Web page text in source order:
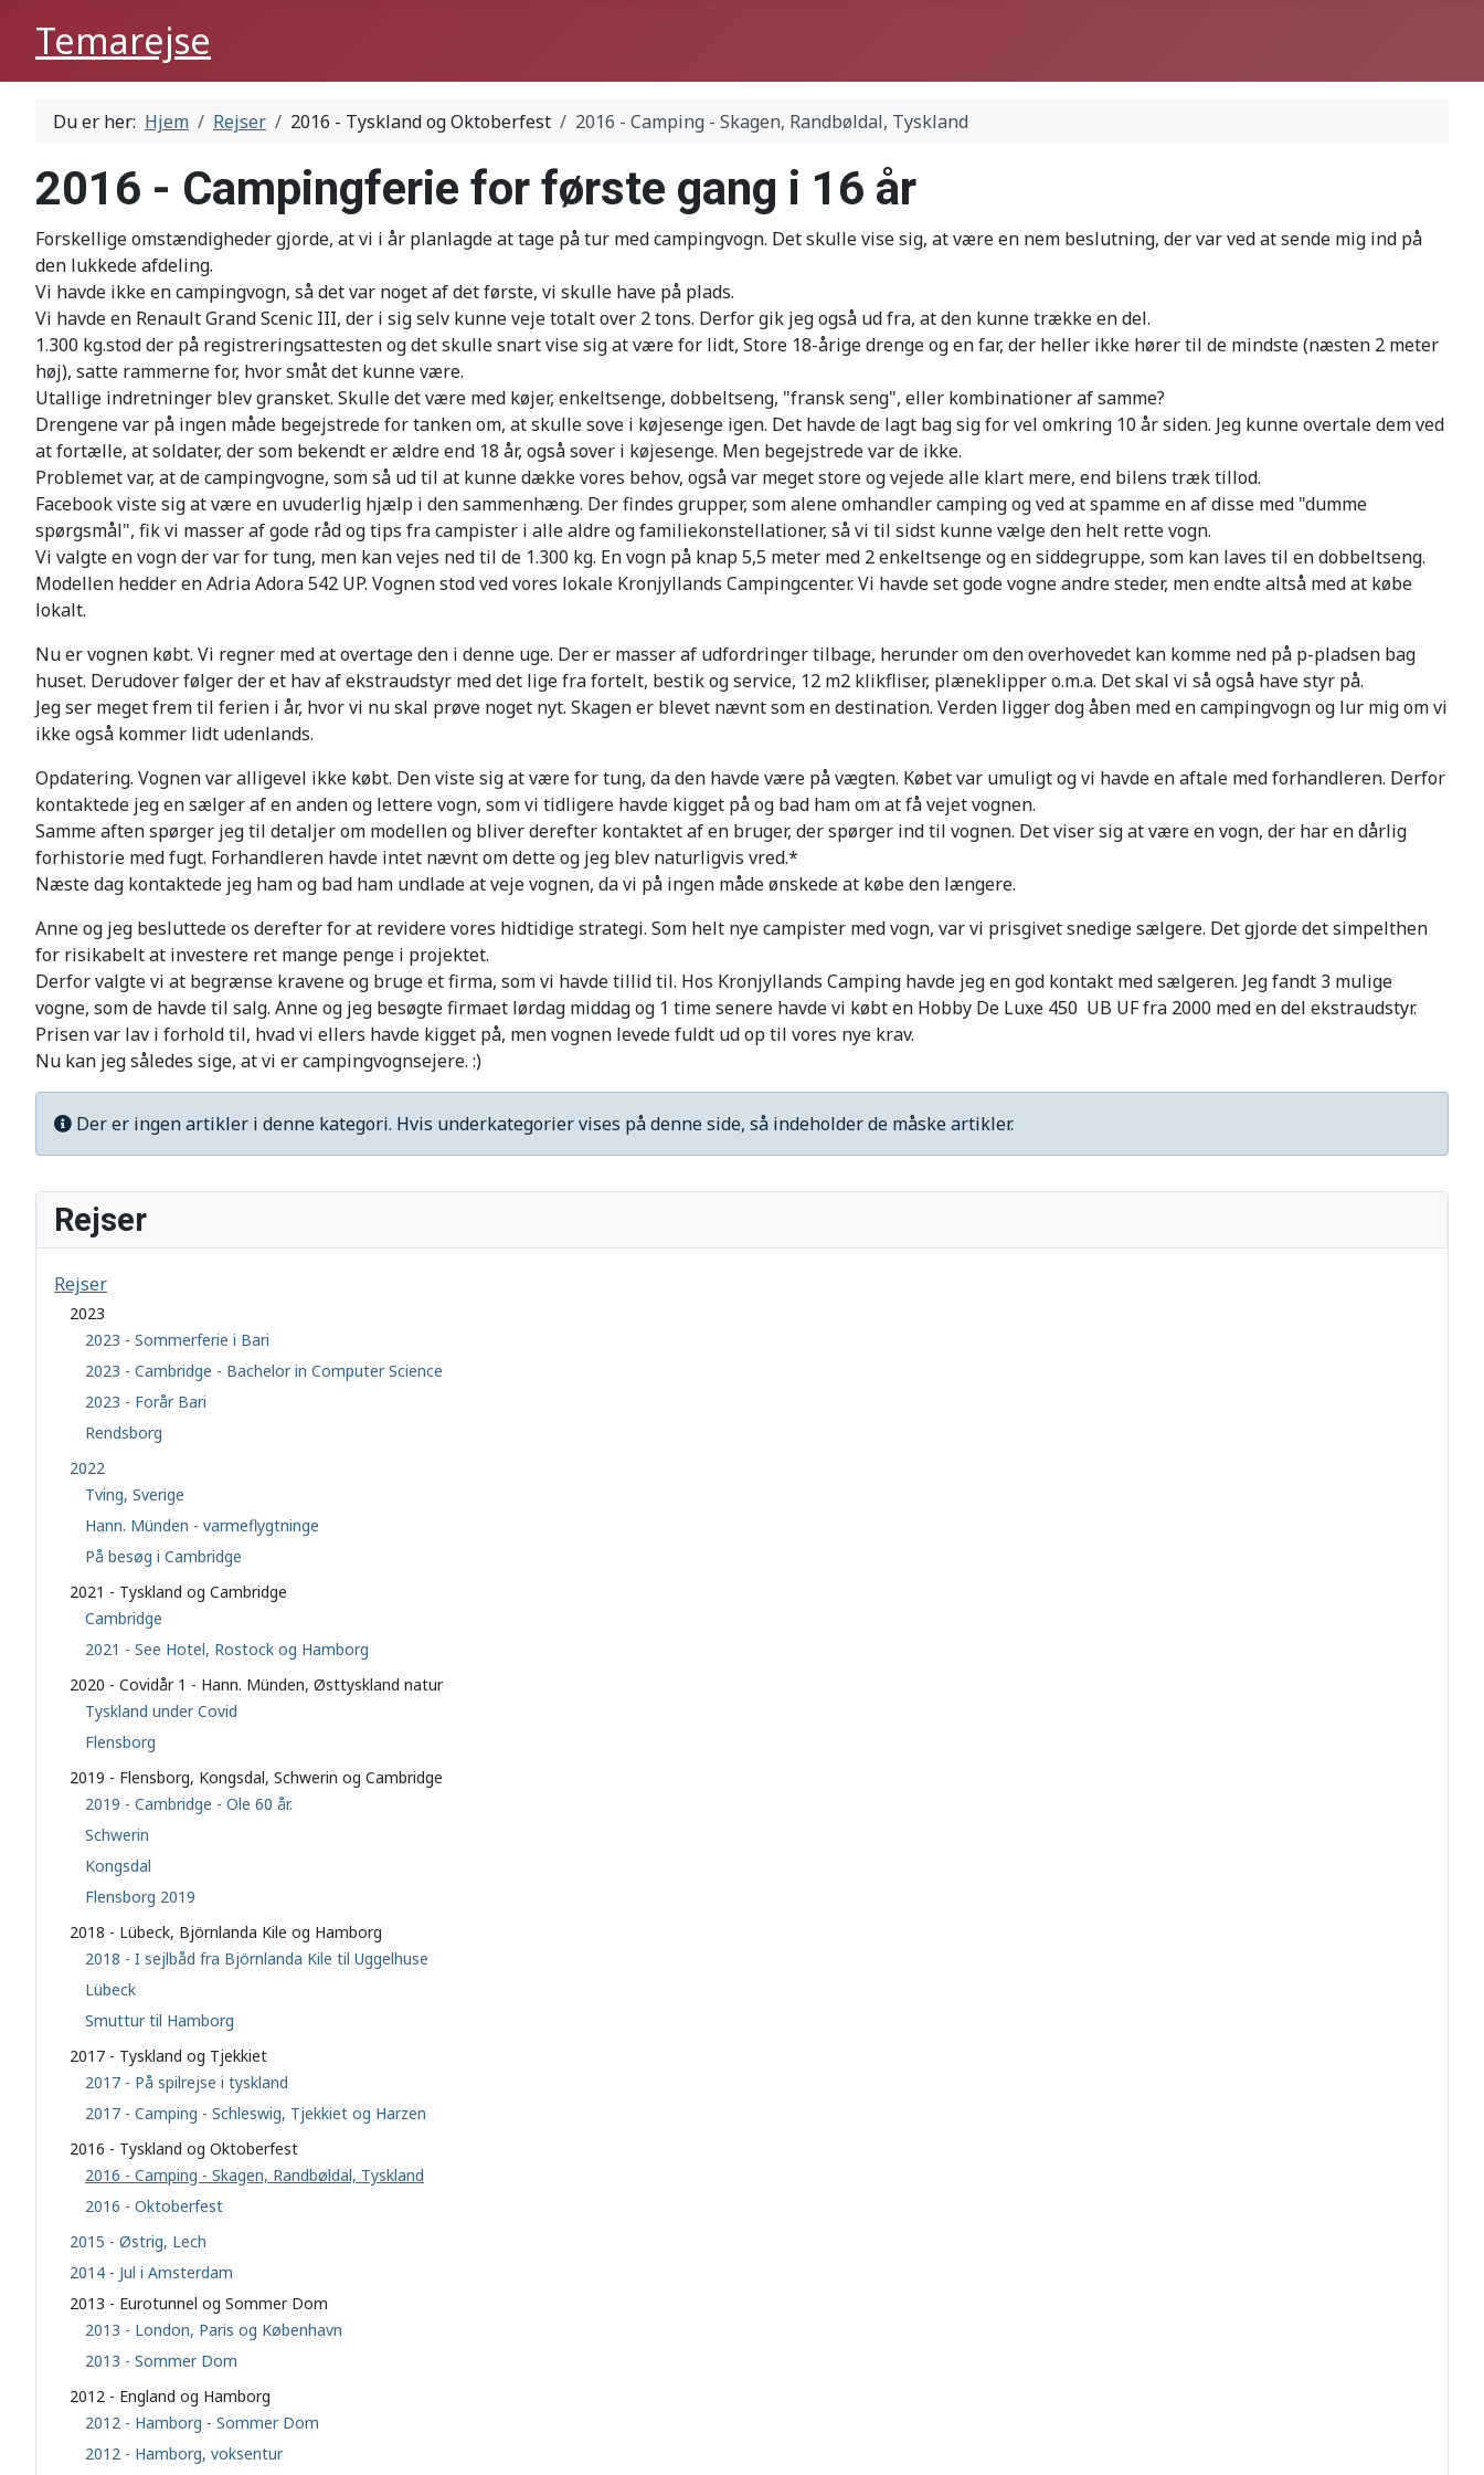
Temarejse
Rejser
Rejser
2023
2023 - Sommerferie i Bari
2023 - Cambridge - Bachelor in Computer Science
2023 - Forår Bari
Rendsborg
2022
Tving, Sverige
Hann. Münden - varmeflygtninge
På besøg i Cambridge
2021 - Tyskland og Cambridge
Cambridge
2021 - See Hotel, Rostock og Hamborg
2020 - Covidår 1 - Hann. Münden, Østtyskland natur
Tyskland under Covid
Flensborg
2019 - Flensborg, Kongsdal, Schwerin og Cambridge
2019 - Cambridge - Ole 60 år.
Schwerin
Kongsdal
Flensborg 2019
2018 - Lübeck, Björnlanda Kile og Hamborg
2018 - I sejlbåd fra Björnlanda Kile til Uggelhuse
Lübeck
Smuttur til Hamborg
2017 - Tyskland og Tjekkiet
2017 - På spilrejse i tyskland
2017 - Camping - Schleswig, Tjekkiet og Harzen
2016 - Tyskland og Oktoberfest
2016 - Camping - Skagen, Randbøldal, Tyskland
2016 - Oktoberfest
2015 - Østrig, Lech
2014 - Jul i Amsterdam
2013 - Eurotunnel og Sommer Dom
2013 - London, Paris og København
2013 - Sommer Dom
2012 - England og Hamborg
2012 - Hamborg - Sommer Dom
2012 - Hamborg, voksentur
Du er her: Hjem Rejser 2016 - Tyskland og Oktoberfest 2016 - Camping - Skagen, Randbøldal, Tyskland
2016 - Campingferie for første gang i 16 år
Forskellige omstændigheder gjorde, at vi i år planlagde at tage på tur med campingvogn. Det skulle vise sig, at være en nem beslutning, der var ved at sende mig ind på
den lukkede afdeling.
Vi havde ikke en campingvogn, så det var noget af det første, vi skulle have på plads.
Vi havde en Renault Grand Scenic III, der i sig selv kunne veje totalt over 2 tons. Derfor gik jeg også ud fra, at den kunne trække en del.
1.300 kg.stod der på registreringsattesten og det skulle snart vise sig at være for lidt, Store 18-årige drenge og en far, der heller ikke hører til de mindste (næsten 2 meter
høj), satte rammerne for, hvor småt det kunne være.
Utallige indretninger blev gransket. Skulle det være med køjer, enkeltsenge, dobbeltseng, "fransk seng", eller kombinationer af samme?
Drengene var på ingen måde begejstrede for tanken om, at skulle sove i køjesenge igen. Det havde de lagt bag sig for vel omkring 10 år siden. Jeg kunne overtale dem ved
at fortælle, at soldater, der som bekendt er ældre end 18 år, også sover i køjesenge. Men begejstrede var de ikke.
Problemet var, at de campingvogne, som så ud til at kunne dække vores behov, også var meget store og vejede alle klart mere, end bilens træk tillod.
Facebook viste sig at være en uvuderlig hjælp i den sammenhæng. Der findes grupper, som alene omhandler camping og ved at spamme en af disse med "dumme
spørgsmål", fik vi masser af gode råd og tips fra campister i alle aldre og familiekonstellationer, så vi til sidst kunne vælge den helt rette vogn.
Vi valgte en vogn der var for tung, men kan vejes ned til de 1.300 kg. En vogn på knap 5,5 meter med 2 enkeltsenge og en siddegruppe, som kan laves til en dobbeltseng.
Modellen hedder en Adria Adora 542 UP. Vognen stod ved vores lokale Kronjyllands Campingcenter. Vi havde set gode vogne andre steder, men endte altså med at købe
lokalt.
Nu er vognen købt. Vi regner med at overtage den i denne uge. Der er masser af udfordringer tilbage, herunder om den overhovedet kan komme ned på p-pladsen bag
huset. Derudover følger der et hav af ekstraudstyr med det lige fra fortelt, bestik og service, 12 m2 klikfliser, plæneklipper o.m.a. Det skal vi så også have styr på.
Jeg ser meget frem til ferien i år, hvor vi nu skal prøve noget nyt. Skagen er blevet nævnt som en destination. Verden ligger dog åben med en campingvogn og lur mig om vi
ikke også kommer lidt udenlands.
Opdatering. Vognen var alligevel ikke købt. Den viste sig at være for tung, da den havde være på vægten. Købet var umuligt og vi havde en aftale med forhandleren. Derfor
kontaktede jeg en sælger af en anden og lettere vogn, som vi tidligere havde kigget på og bad ham om at få vejet vognen.
Samme aften spørger jeg til detaljer om modellen og bliver derefter kontaktet af en bruger, der spørger ind til vognen. Det viser sig at være en vogn, der har en dårlig
forhistorie med fugt. Forhandleren havde intet nævnt om dette og jeg blev naturligvis vred.*
Næste dag kontaktede jeg ham og bad ham undlade at veje vognen, da vi på ingen måde ønskede at købe den længere.
Anne og jeg besluttede os derefter for at revidere vores hidtidige strategi. Som helt nye campister med vogn, var vi prisgivet snedige sælgere. Det gjorde det simpelthen
for risikabelt at investere ret mange penge i projektet.
Derfor valgte vi at begrænse kravene og bruge et firma, som vi havde tillid til. Hos Kronjyllands Camping havde jeg en god kontakt med sælgeren. Jeg fandt 3 mulige
vogne, som de havde til salg. Anne og jeg besøgte firmaet lørdag middag og 1 time senere havde vi købt en Hobby De Luxe 450 UB UF fra 2000 med en del ekstraudstyr.
Prisen var lav i forhold til, hvad vi ellers havde kigget på, men vognen levede fuldt ud op til vores nye krav.
Nu kan jeg således sige, at vi er campingvognsejere. :)
Info
Der er ingen artikler i denne kategori. Hvis underkategorier vises på denne side, så indeholder de måske artikler.